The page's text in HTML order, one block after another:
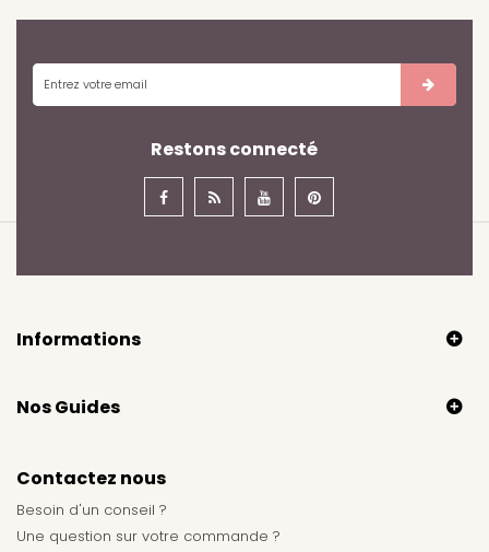
Restons connecté
Informations
Nos Guides
Contactez nous
Besoin d'un conseil ?
Une question sur votre commande ?